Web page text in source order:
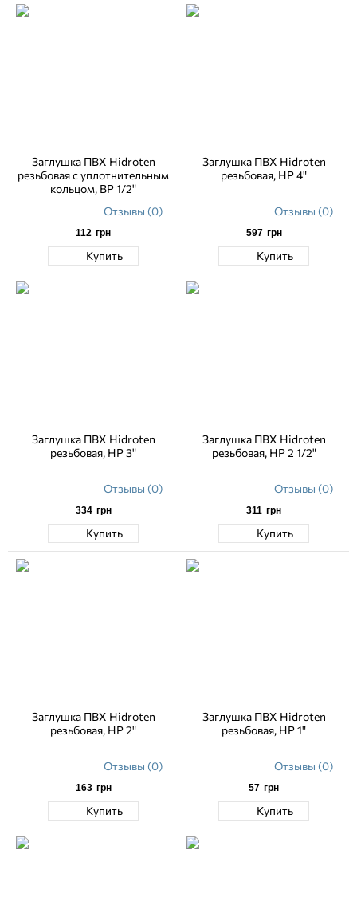
Заглушка ПВХ Hidroten
резьбовая с уплотнительным
кольцом, ВР 1/2"
Отзывы (0)
112 грн
Купить
Заглушка ПВХ Hidroten
резьбовая, НР 4"
Отзывы (0)
597 грн
Купить
Заглушка ПВХ Hidroten
резьбовая, НР 3"
Отзывы (0)
334 грн
Купить
Заглушка ПВХ Hidroten
резьбовая, НР 2 1/2"
Отзывы (0)
311 грн
Купить
Заглушка ПВХ Hidroten
резьбовая, НР 2"
Отзывы (0)
163 грн
Купить
Заглушка ПВХ Hidroten
резьбовая, НР 1"
Отзывы (0)
57 грн
Купить